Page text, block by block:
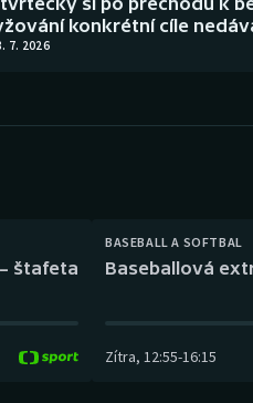
konkrétní cíle
7. 2026
štafeta
BASEBALL A SOFTBAL
Baseballová
Zítra, 12:55-16:15